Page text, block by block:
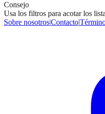
Consejo
Usa los filtros para acotar los
Sobre nosotros|Contacto|